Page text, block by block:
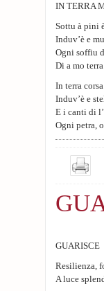
IN TERRA
Sottu à pini
Induv’è e
Ogni soffiu
Di a mo
In terra
Induv’è e
E i canti di
Ogni petra,
Sò d’issa
GUARISCE
Resilienza,
A luce